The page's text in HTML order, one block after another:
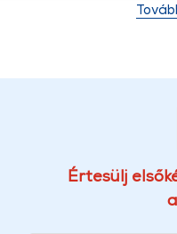
Értesülj